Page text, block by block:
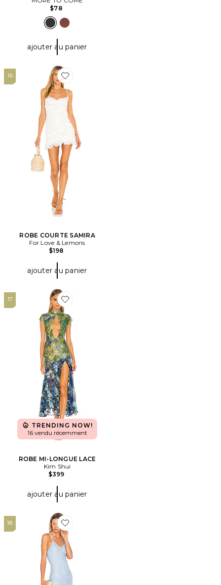
$78
ajouter au panier
16
Favorite ROBE COURTE SAMIRA
ROBE COURTE SAMIRA
For Love & Lemons
$198
ajouter au panier
17
Favorite ROBE MI-LONGUE LACE
TRENDING NOW!
16 vendu récemment
ROBE MI-LONGUE LACE
Kim Shui
$399
ajouter au panier
18
Favorite ROBE BRIELLE